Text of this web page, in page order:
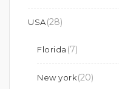
USA(28)
Florida (7)
New york(20)